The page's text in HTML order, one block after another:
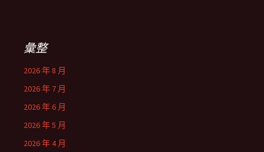
彙整
2026 年 8 月
2026 年 7 月
2026 年 6 月
2026 年 5 月
2026 年 4 月